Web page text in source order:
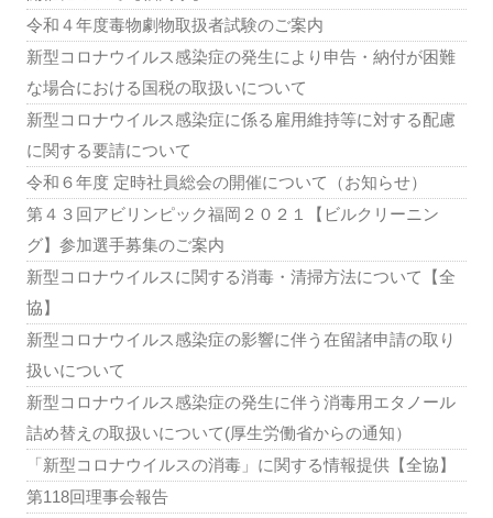
令和４年度毒物劇物取扱者試験のご案内
新型コロナウイルス感染症の発生により申告・納付が困難
な場合における国税の取扱いについて
新型コロナウイルス感染症に係る雇用維持等に対する配慮
に関する要請について
令和６年度 定時社員総会の開催について（お知らせ）
第４３回アビリンピック福岡２０２１【ビルクリーニン
グ】参加選手募集のご案内
新型コロナウイルスに関する消毒・清掃方法について【全
協】
新型コロナウイルス感染症の影響に伴う在留諸申請の取り
扱いについて
新型コロナウイルス感染症の発生に伴う消毒用エタノール
詰め替えの取扱いについて(厚生労働省からの通知）
「新型コロナウイルスの消毒」に関する情報提供【全協】
第118回理事会報告